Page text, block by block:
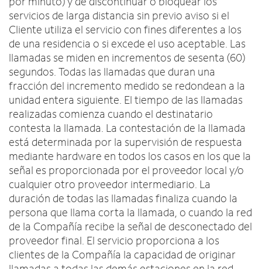
servicios de larga distancia sin previo aviso si el
Cliente utiliza el servicio con fines diferentes a los
de una residencia o si excede el uso aceptable. Las
llamadas se miden en incrementos de sesenta (60)
segundos. Todas las llamadas que duran una
fracción del incremento medido se redondean a la
unidad entera siguiente. El tiempo de las llamadas
realizadas comienza cuando el destinatario
contesta la llamada. La contestación de la llamada
está determinada por la supervisión de respuesta
mediante hardware en todos los casos en los que la
señal es proporcionada por el proveedor local y/o
cualquier otro proveedor intermediario. La
duración de todas las llamadas finaliza cuando la
persona que llama corta la llamada, o cuando la red
de la Compañía recibe la señal de desconectado del
proveedor final. El servicio proporciona a los
clientes de la Compañía la capacidad de originar